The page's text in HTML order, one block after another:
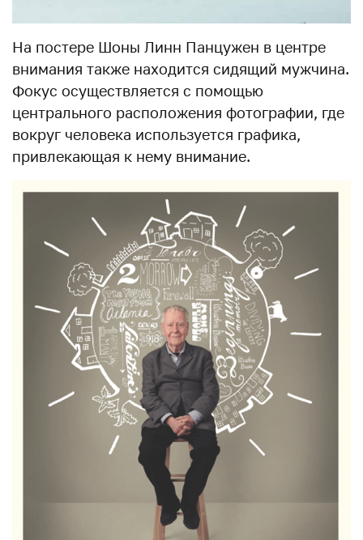
На постере Шоны Линн Панцужен в центре
внимания также находится сидящий мужчина.
Фокус осуществляется с помощью
центрального расположения фотографии, где
вокруг человека используется графика,
привлекающая к нему внимание.